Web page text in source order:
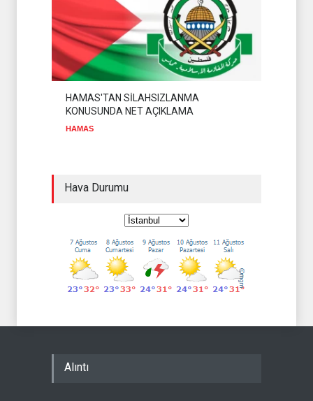
HAMAS'TAN SİLAHSIZLANMA
KONUSUNDA NET AÇIKLAMA
HAMAS
Hava Durumu
Alıntı